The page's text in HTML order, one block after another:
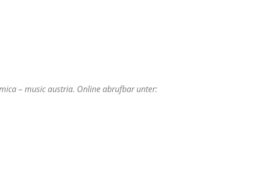
– music austria. Online abrufbar unter: